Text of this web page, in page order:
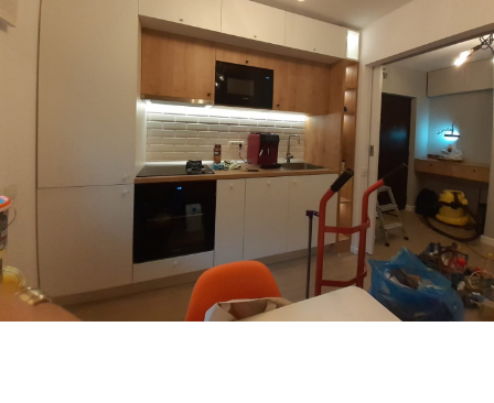
Mobilier Terasa
Sezlonguri si Baldachine
Scaune Inalte De Bar